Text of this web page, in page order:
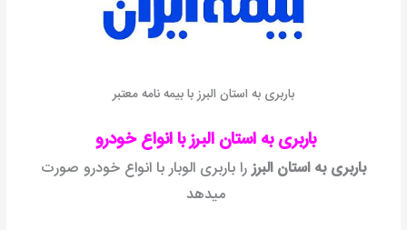
باربری به استان البرز با بیمه نامه معتبر
باربری به استان البرز با انواع خودرو
باربری به استان البرزرا باربری الوبار با انواع خودرو صورت
میدهد